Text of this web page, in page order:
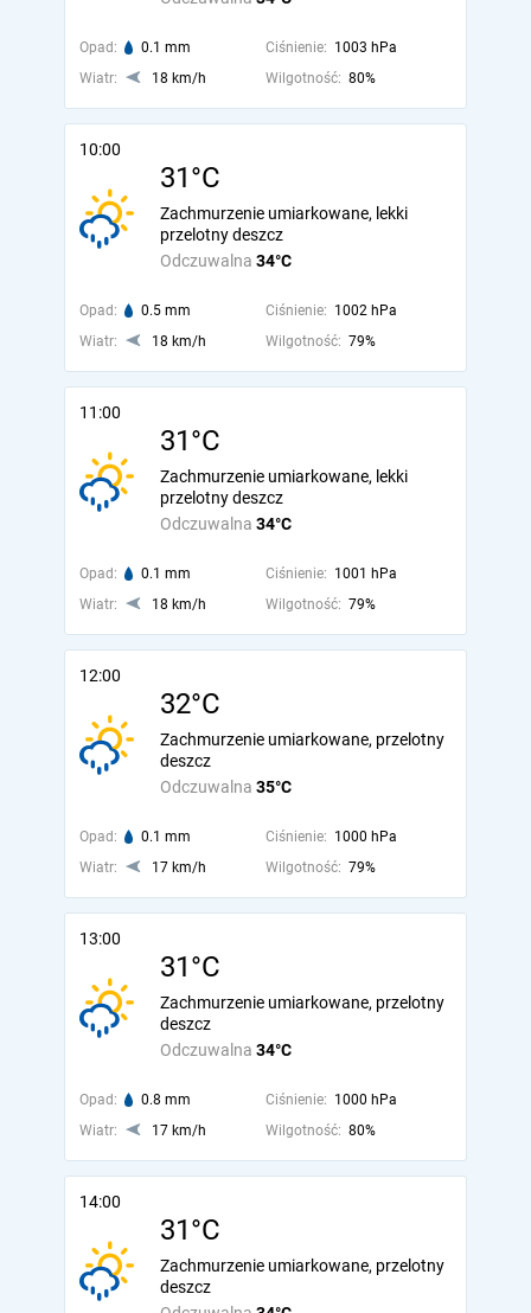
Opad: 0.1 mm Ciśnienie: 1003 hPa
Wiatr:
18 km/h Wilgotność: 80%
10:00
31°C
Odczuwalna 34°C
Zachmurzenie umiarkowane, lekki
przelotny deszcz
Opad: 0.5 mm Ciśnienie: 1002 hPa
Wiatr:
18 km/h Wilgotność: 79%
11:00
31°C
Odczuwalna 34°C
Zachmurzenie umiarkowane, lekki
przelotny deszcz
Opad: 0.1 mm Ciśnienie: 1001 hPa
Wiatr:
18 km/h Wilgotność: 79%
12:00
32°C
Odczuwalna 35°C
Zachmurzenie umiarkowane, przelotny
deszcz
Opad: 0.1 mm Ciśnienie: 1000 hPa
Wiatr:
17 km/h Wilgotność: 79%
13:00
31°C
Odczuwalna 34°C
Zachmurzenie umiarkowane, przelotny
deszcz
Opad: 0.8 mm Ciśnienie: 1000 hPa
Wiatr:
17 km/h Wilgotność: 80%
14:00
31°C
Zachmurzenie umiarkowane, przelotny
deszcz